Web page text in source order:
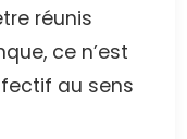
réunis
ce n’est
au sens